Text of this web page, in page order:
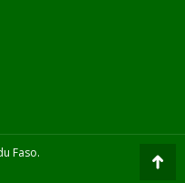
Faso.
Go